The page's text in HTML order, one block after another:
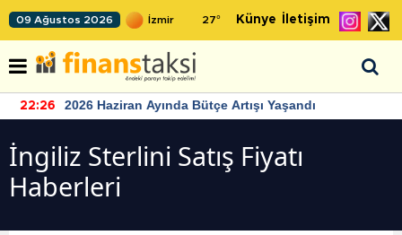
09 Ağustos 2026 27° Künye İletişim
22:26 2026 Haziran Ayında Bütçe Artışı Yaşandı
İngiliz Sterlini Satış Fiyatı
Haberleri